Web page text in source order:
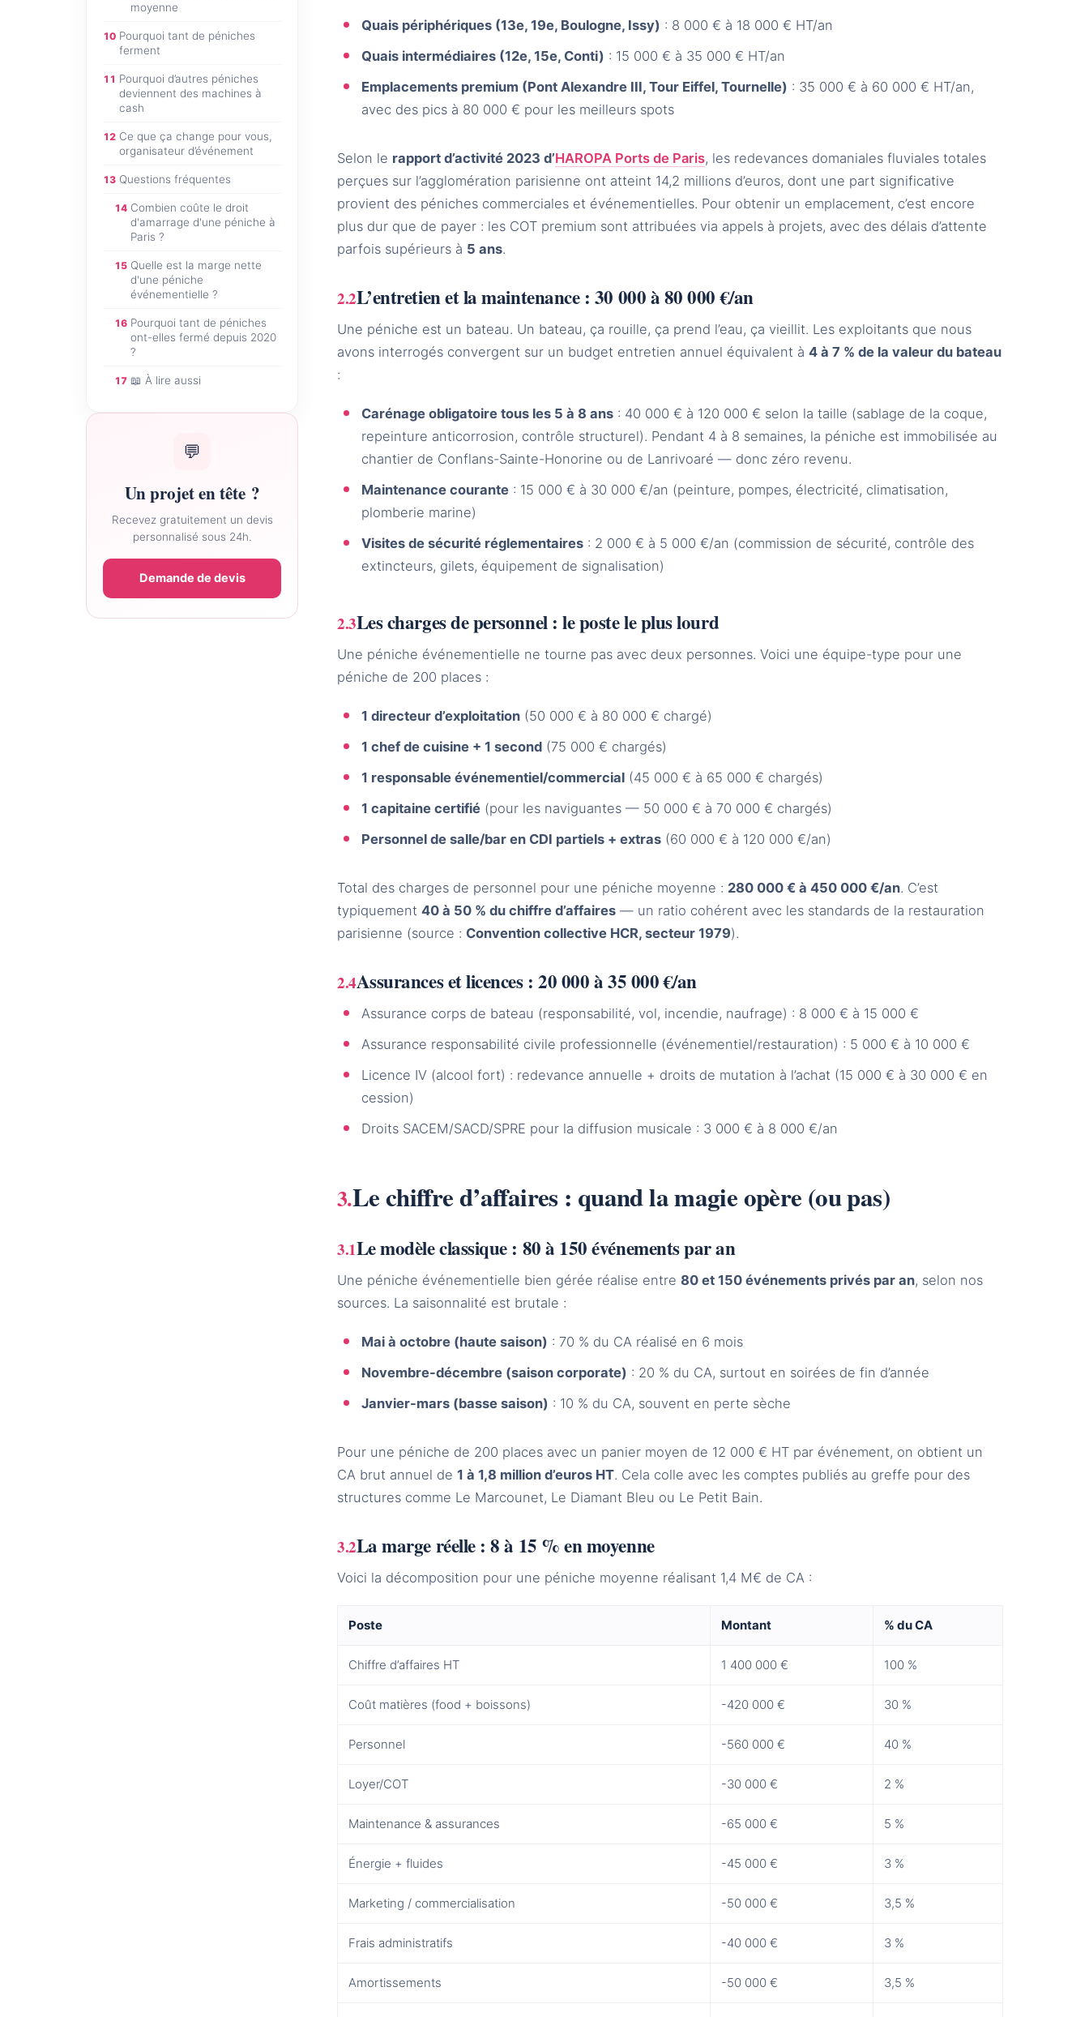
moyenne
10 Pourquoi tant de péniches
ferment
11 Pourquoi d’autres péniches
deviennent des machines à
cash
12 Ce que ça change pour vous,
organisateur d’événement
13 Questions fréquentes
14 Combien coûte le droit
d'amarrage d'une péniche à
Paris ?
15 Quelle est la marge nette
d'une péniche
événementielle ?
16 Pourquoi tant de péniches
ont-elles fermé depuis 2020
?
17 📖 À lire aussi
💬
Un projet en tête ?
Recevez gratuitement un devis
personnalisé sous 24h.
Demande de devis
Quais périphériques (13e, 19e, Boulogne, Issy) : 8 000 € à 18 000 € HT/an
Quais intermédiaires (12e, 15e, Conti) : 15 000 € à 35 000 € HT/an
Emplacements premium (Pont Alexandre III, Tour Eiffel, Tournelle) : 35 000 € à 60 000 € HT/an,
avec des pics à 80 000 € pour les meilleurs spots
Selon le rapport d’activité 2023 d’HAROPA Ports de Paris, les redevances domaniales fluviales totales
perçues sur l’agglomération parisienne ont atteint 14,2 millions d’euros, dont une part significative
provient des péniches commerciales et événementielles. Pour obtenir un emplacement, c’est encore
plus dur que de payer : les COT premium sont attribuées via appels à projets, avec des délais d’attente
parfois supérieurs à 5 ans.
L’entretien et la maintenance : 30 000 à 80 000 €/an
Une péniche est un bateau. Un bateau, ça rouille, ça prend l’eau, ça vieillit. Les exploitants que nous
avons interrogés convergent sur un budget entretien annuel équivalent à 4 à 7 % de la valeur du bateau
:
Carénage obligatoire tous les 5 à 8 ans : 40 000 € à 120 000 € selon la taille (sablage de la coque,
repeinture anticorrosion, contrôle structurel). Pendant 4 à 8 semaines, la péniche est immobilisée au
chantier de Conflans-Sainte-Honorine ou de Lanrivoaré — donc zéro revenu.
Maintenance courante : 15 000 € à 30 000 €/an (peinture, pompes, électricité, climatisation,
plomberie marine)
Visites de sécurité réglementaires : 2 000 € à 5 000 €/an (commission de sécurité, contrôle des
extincteurs, gilets, équipement de signalisation)
Les charges de personnel : le poste le plus lourd
Une péniche événementielle ne tourne pas avec deux personnes. Voici une équipe-type pour une
péniche de 200 places :
1 directeur d’exploitation (50 000 € à 80 000 € chargé)
1 chef de cuisine + 1 second (75 000 € chargés)
1 responsable événementiel/commercial (45 000 € à 65 000 € chargés)
1 capitaine certifié (pour les naviguantes — 50 000 € à 70 000 € chargés)
Personnel de salle/bar en CDI partiels + extras (60 000 € à 120 000 €/an)
Total des charges de personnel pour une péniche moyenne : 280 000 € à 450 000 €/an. C’est
typiquement 40 à 50 % du chiffre d’affaires — un ratio cohérent avec les standards de la restauration
parisienne (source : Convention collective HCR, secteur 1979).
Assurances et licences : 20 000 à 35 000 €/an
Assurance corps de bateau (responsabilité, vol, incendie, naufrage) : 8 000 € à 15 000 €
Assurance responsabilité civile professionnelle (événementiel/restauration) : 5 000 € à 10 000 €
Licence IV (alcool fort) : redevance annuelle + droits de mutation à l’achat (15 000 € à 30 000 € en
cession)
Droits SACEM/SACD/SPRE pour la diffusion musicale : 3 000 € à 8 000 €/an
Le chiffre d’affaires : quand la magie opère (ou pas)
Le modèle classique : 80 à 150 événements par an
Une péniche événementielle bien gérée réalise entre 80 et 150 événements privés par an, selon nos
sources. La saisonnalité est brutale :
Mai à octobre (haute saison) : 70 % du CA réalisé en 6 mois
Novembre-décembre (saison corporate) : 20 % du CA, surtout en soirées de fin d’année
Janvier-mars (basse saison) : 10 % du CA, souvent en perte sèche
Pour une péniche de 200 places avec un panier moyen de 12 000 € HT par événement, on obtient un
CA brut annuel de 1 à 1,8 million d’euros HT. Cela colle avec les comptes publiés au greffe pour des
structures comme Le Marcounet, Le Diamant Bleu ou Le Petit Bain.
La marge réelle : 8 à 15 % en moyenne
Voici la décomposition pour une péniche moyenne réalisant 1,4 M€ de CA :
Poste Montant % du CA
Chiffre d’affaires HT 1 400 000 € 100 %
Coût matières (food + boissons) -420 000 € 30 %
Personnel -560 000 € 40 %
Loyer/COT -30 000 € 2 %
Maintenance & assurances -65 000 € 5 %
Énergie + fluides -45 000 € 3 %
Marketing / commercialisation -50 000 € 3,5 %
Frais administratifs -40 000 € 3 %
Amortissements -50 000 € 3,5 %